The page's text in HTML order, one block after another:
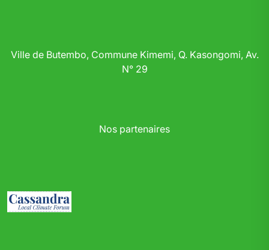
Ville de Butembo, Commune Kimemi, Q. Kasongomi, Av.
N° 29
Nos partenaires